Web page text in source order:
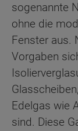
sogenannte
ohne die
Fenster aus.
Vorgaben
Edelgas wie
sind. Diese